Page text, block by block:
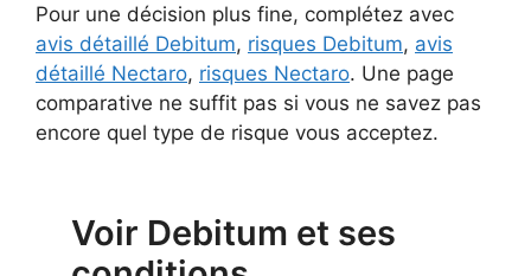
Pour une décision plus fine, complétez avec
avis détaillé Debitum, risques Debitum, avis
détaillé Nectaro, risques Nectaro. Une page
comparative ne suffit pas si vous ne savez pas
encore quel type de risque vous acceptez.
Voir Debitum et ses